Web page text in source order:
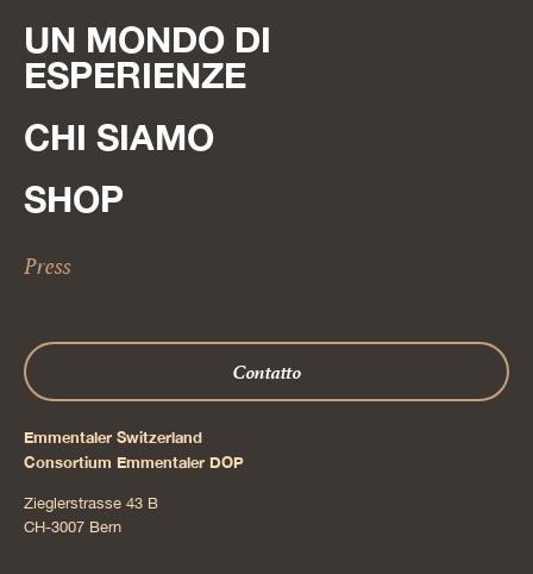
UN MONDO DI
ESPERIENZE
CHI SIAMO
SHOP
Press
Contatto
Emmentaler Switzerland
Consortium Emmentaler DOP
Zieglerstrasse 43 B
CH-3007 Bern